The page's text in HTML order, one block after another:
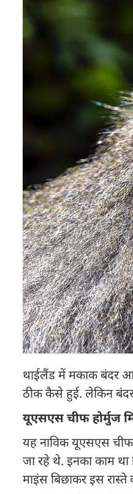
थाईलैंड में मकाक बंदर
ठीक कैसे हुई. लेकिन बंदर
यूएसएस चीफ होर्मुज
यह नाविक यूएसएस
जा रहे थे. इनका काम था
माइंस बिछाकर इस